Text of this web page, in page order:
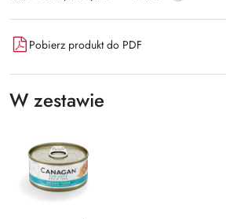
Pobierz produkt do PDF
W zestawie